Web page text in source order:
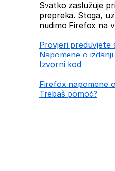
Svatko zaslužuje
prepreka. Stoga,
nudimo Firefox na
Provjeri preduvjete
Napomene o
Izvorni kod
Firefox napomene
Trebaš pomoć?